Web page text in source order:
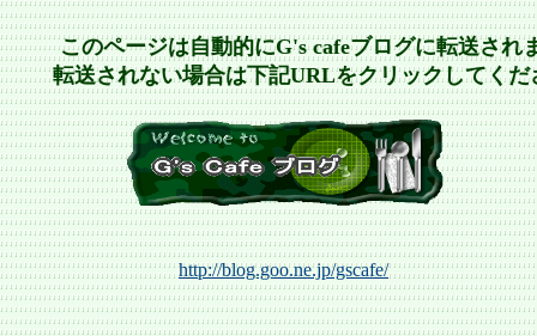
このページは自動的にG's cafeブログに転送され
転送されない場合は下記URLをクリックしてくだ
http://blog.goo.ne.jp/gscafe/